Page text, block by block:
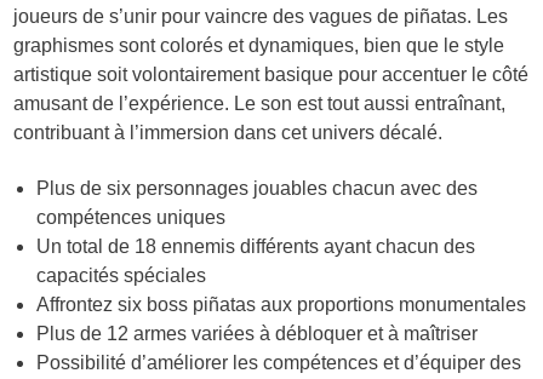
joueurs de s’unir pour vaincre des vagues de piñatas. Les
graphismes sont colorés et dynamiques, bien que le style
artistique soit volontairement basique pour accentuer le côté
amusant de l’expérience. Le son est tout aussi entraînant,
contribuant à l’immersion dans cet univers décalé.
Plus de six personnages jouables chacun avec des
compétences uniques
Un total de 18 ennemis différents ayant chacun des
capacités spéciales
Affrontez six boss piñatas aux proportions monumentales
Plus de 12 armes variées à débloquer et à maîtriser
Possibilité d’améliorer les compétences et d’équiper des